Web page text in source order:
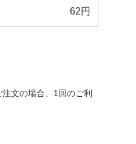
62円
文の場合、1回のご利